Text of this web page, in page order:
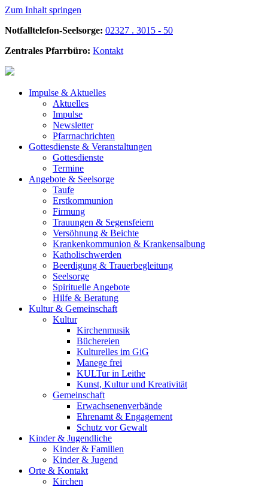
Zum Inhalt springen
Notfalltelefon-Seelsorge: 02327 . 3015 - 50
Zentrales Pfarrbüro: Kontakt
Impulse & Aktuelles
Aktuelles
Impulse
Newsletter
Pfarrnachrichten
Gottesdienste & Veranstaltungen
Gottesdienste
Termine
Angebote & Seelsorge
Taufe
Erstkommunion
Firmung
Trauungen & Segensfeiern
Versöhnung & Beichte
Krankenkommunion & Krankensalbung
Katholischwerden
Beerdigung & Trauerbegleitung
Seelsorge
Spirituelle Angebote
Hilfe & Beratung
Kultur & Gemeinschaft
Kultur
Kirchenmusik
Büchereien
Kulturelles im GiG
Manege frei
KULTur in Leithe
Kunst, Kultur und Kreativität
Gemeinschaft
Erwachsenenverbände
Ehrenamt & Engagement
Schutz vor Gewalt
Kinder & Jugendliche
Kinder & Familien
Kinder & Jugend
Orte & Kontakt
Kirchen